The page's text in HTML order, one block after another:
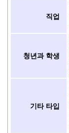
직업
청년과 학생
기타 타입